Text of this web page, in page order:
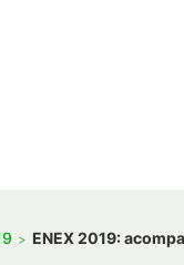
ENEX 2019: